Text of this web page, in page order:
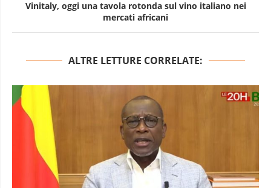
Vinitaly, oggi una tavola rotonda sul vino italiano nei
mercati africani
ALTRE LETTURE CORRELATE: